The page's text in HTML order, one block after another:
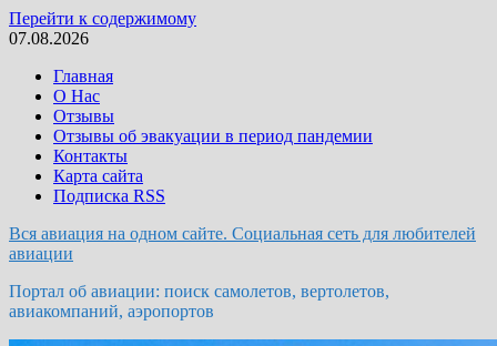
Перейти к содержимому
07.08.2026
Главная
О Нас
Отзывы
Отзывы об эвакуации в период пандемии
Контакты
Карта сайта
Подписка RSS
Вся авиация на одном сайте. Социальная сеть для любителей
авиации
Портал об авиации: поиск самолетов, вертолетов,
авиакомпаний, аэропортов